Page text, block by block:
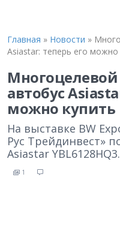
Главная » Новости »
Asiastar: теперь его можно
автобус
можно купить
На выставке BW
Рус Трейдинвест»
Asiastar YBL6128HQ3.
1